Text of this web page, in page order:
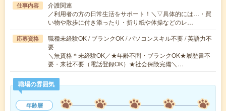
仕事内容
介護関連
／利用者の方の日常生活をサポート！＼▽具体的には…・買
い物や散歩に付き添ったり・折り紙や体操などのレ…
応募資格
職種未経験OK / ブランクOK / パソコンスキル不要 / 英語力不
要
＼無資格＊未経験OK／★年齢不問・ブランクOK★履歴書不
要・来社不要（電話登録OK）★社会保険完備＼…
職場の雰囲気
年齢層